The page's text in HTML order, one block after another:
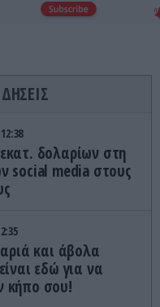
12:38
δολαρίων στη
social media στους
και άβολα
εδώ για να
κήπο σου!